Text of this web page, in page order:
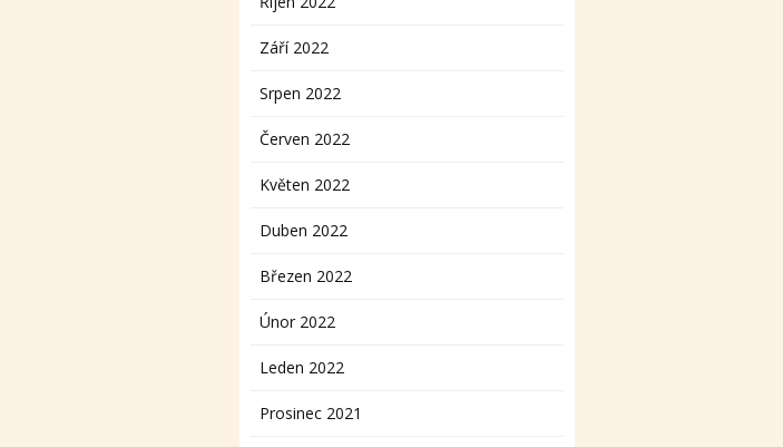
Září 2022
Srpen 2022
Červen 2022
Květen 2022
Duben 2022
Březen 2022
Únor 2022
Leden 2022
Prosinec 2021